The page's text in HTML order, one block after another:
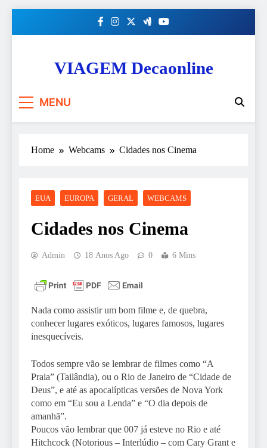
VIAGEM Decaonline
MENU
Home Webcams Cidades nos Cinema
EUA EUROPA GERAL WEBCAMS
Cidades nos Cinema
Admin 18 Anos Ago 0 6 Mins
Nada como assistir um bom filme e, de quebra,
conhecer lugares exóticos, lugares famosos, lugares
inesquecíveis.
Todos sempre vão se lembrar de filmes como “A
Praia” (Tailândia), ou o Rio de Janeiro de “Cidade de
Deus”, e até as apocalípticas versões de Nova York
como em “Eu sou a Lenda” e “O dia depois de
amanhã”.
Poucos vão lembrar que 007 já esteve no Rio e até
Hitchcock (Notorious – Interlúdio – com Cary Grant e